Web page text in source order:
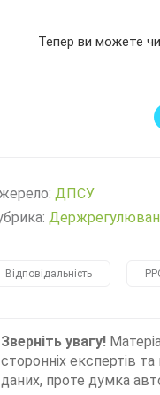
Тепер ви можете
ДПСУ
Відповідальність
Зверніть увагу!
сторонніх експертів
даних, проте думка